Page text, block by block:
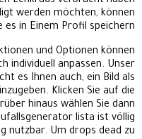
werden möchten, können
es in Einem Profil speichern.
und Optionen können
individuell anpassen. Unser
es Ihnen auch, ein Bild als
Klicken Sie auf die
hinaus wählen Sie dann
lista ist völlig
nutzbar. Um drops dead zu